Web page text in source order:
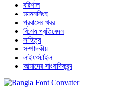
বরিশাল
ময়মনসিংহ
প্রবাসের খবর
বিশেষ প্রতিবেদন
সাহিত্য
সম্পাদকীয়
লাইফস্টাইল
আমাদের সাংবাদিকবৃন্দ